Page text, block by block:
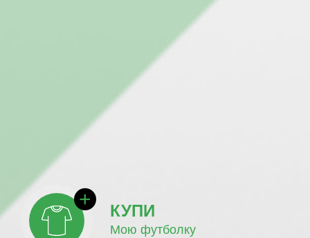
КУПИ
Мою футболку